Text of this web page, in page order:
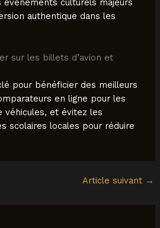
culturels majeurs
authentique dans les
sur les billets d’avion et
pour bénéficier des meilleurs
en ligne pour les
véhicules, et évitez les
scolaires locales pour réduire
Article suivant →